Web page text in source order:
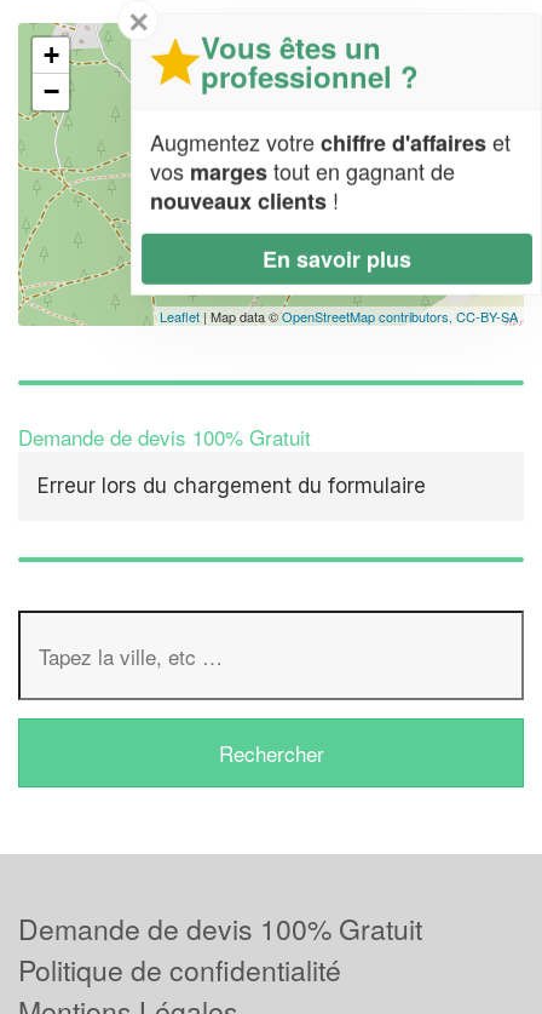
+
−
Leaflet| Map data ©OpenStreetMap contributors, CC-BY-SA
Demande de devis 100% Gratuit
Erreur lors du chargement du formulaire
✕
Vous êtes un
professionnel ?
Augmentez votrechiffre d'affaireset
vos margestout en gagnant de
nouveaux clients !
En savoir plus
Demande de devis 100% Gratuit
Politique de confidentialité